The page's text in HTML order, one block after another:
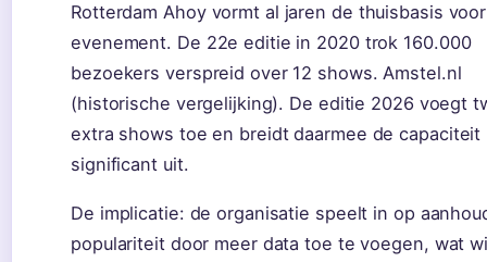
Rotterdam Ahoy vormt al jaren de thuisbasis
evenement. De 22e editie in 2020 trok 160.000
bezoekers verspreid over 12 shows. Amstel.nl
(historische vergelijking). De editie 2026 voegt
extra shows toe en breidt daarmee de capaciteit
significant uit.
De implicatie: de organisatie speelt in op
populariteit door meer data toe te voegen, wat